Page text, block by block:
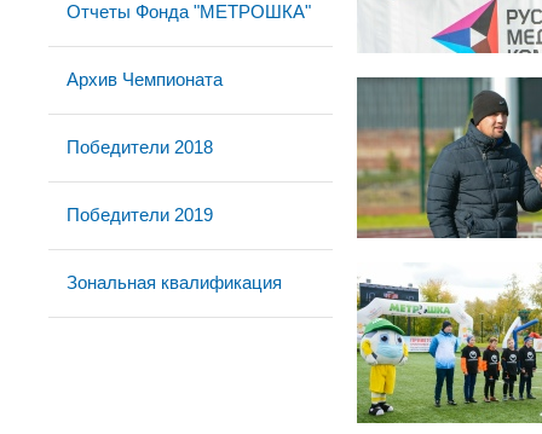
Отчеты Фонда "МЕТРОШКА"
Архив Чемпионата
Победители 2018
Победители 2019
Зональная квалификация